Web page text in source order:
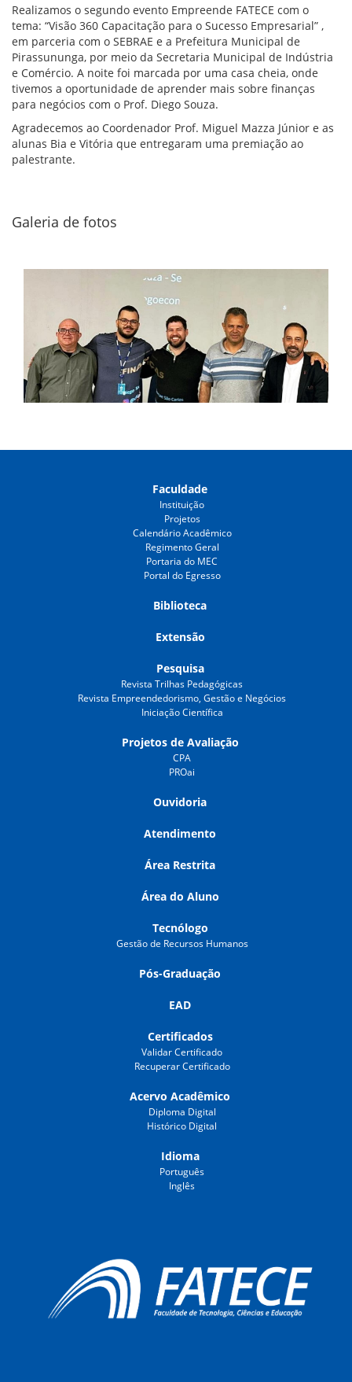
Realizamos o segundo evento Empreende FATECE com o
tema: “Visão 360 Capacitação para o Sucesso Empresarial” ,
em parceria com o SEBRAE e a Prefeitura Municipal de
Pirassununga, por meio da Secretaria Municipal de Indústria
e Comércio. A noite foi marcada por uma casa cheia, onde
tivemos a oportunidade de aprender mais sobre finanças
para negócios com o Prof. Diego Souza.
Agradecemos ao Coordenador Prof. Miguel Mazza Júnior e as
alunas Bia e Vitória que entregaram uma premiação ao
palestrante.
Galeria de fotos
Faculdade
Instituição
Projetos
Calendário Acadêmico
Regimento Geral
Portaria do MEC
Portal do Egresso
Biblioteca
Extensão
Pesquisa
Revista Trilhas Pedagógicas
Revista Empreendedorismo, Gestão e Negócios
Iniciação Científica
Projetos de Avaliação
CPA
PROai
Ouvidoria
Atendimento
Área Restrita
Área do Aluno
Tecnólogo
Gestão de Recursos Humanos
Pós-Graduação
EAD
Certificados
Validar Certificado
Recuperar Certificado
Acervo Acadêmico
Diploma Digital
Histórico Digital
Idioma
Português
Inglês